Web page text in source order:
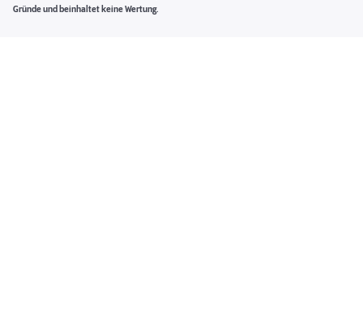
Gründe und beinhaltet keine Wertung.